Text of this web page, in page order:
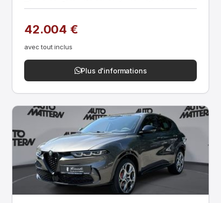
42.004 €
avec tout inclus
Plus d'informations